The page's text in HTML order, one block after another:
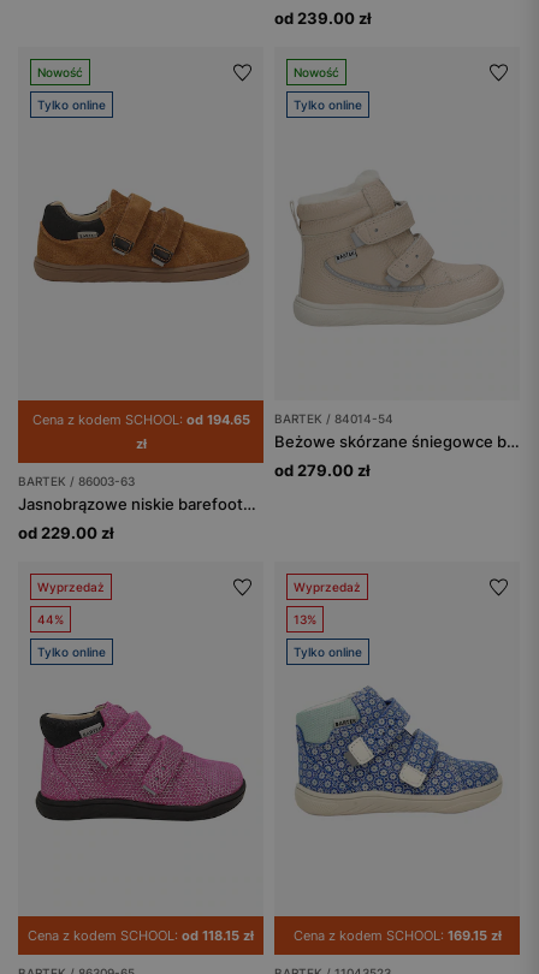
od 239.00 zł
Nowość
Tylko online
Cena z kodem SCHOOL: od 194.65
zł
BARTEK / 86003-63
Jasnobrązowe niskie barefooty BARTEK 86003-63
od 229.00 zł
Nowość
Tylko online
BARTEK / 84014-54
Beżowe skórzane śniegowce barefoot dla dziewcząt BARTEK 84014-54
od 279.00 zł
Wyprzedaż
44%
Tylko online
Cena z kodem SCHOOL: od 118.15 zł
Wyprzedaż
13%
Tylko online
Cena z kodem SCHOOL: 169.15 zł